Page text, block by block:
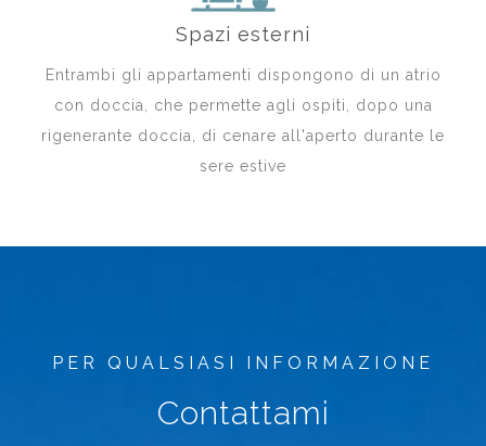
Spazi esterni
Entrambi gli appartamenti dispongono di un atrio
con doccia, che permette agli ospiti, dopo una
rigenerante doccia, di cenare all'aperto durante le
sere estive
PER QUALSIASI INFORMAZIONE
Contattami